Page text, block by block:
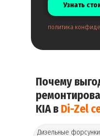
Узнать
политика
Почему
KIA в Di-Zel
Дизельные